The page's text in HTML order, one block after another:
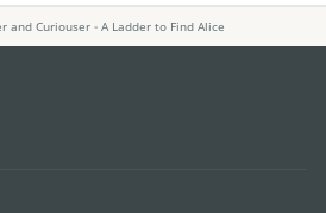
and Curiouser - A Ladder to Find Alice